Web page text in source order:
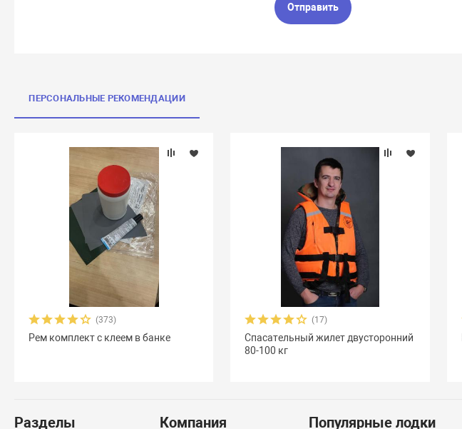
Отправить
ПЕРСОНАЛЬНЫЕ РЕКОМЕНДАЦИИ
(373)
Рем комплект с клеем в банке
(17)
Спасательный жилет двусторонний
80-100 кг
Разделы Компания Популярные лодки